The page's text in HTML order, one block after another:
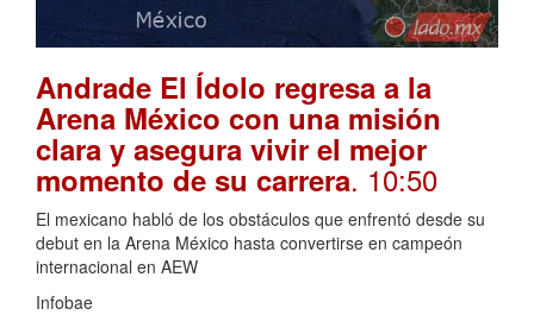
Andrade El Ídolo regresa a la
Arena México con una misión
clara y asegura vivir el mejor
momento de su carrera. 10:50
El mexicano habló de los obstáculos que enfrentó desde su
debut en la Arena México hasta convertirse en campeón
internacional en AEW
Infobae